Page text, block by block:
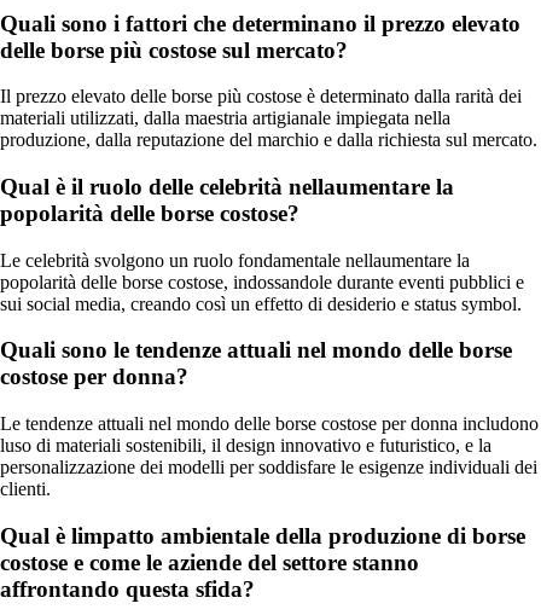
Quali sono i fattori che determinano il prezzo elevato
delle borse più costose sul mercato?
Il prezzo elevato delle borse più costose è determinato dalla rarità dei
materiali utilizzati, dalla maestria artigianale impiegata nella
produzione, dalla reputazione del marchio e dalla richiesta sul mercato.
Qual è il ruolo delle celebrità nellaumentare la
popolarità delle borse costose?
Le celebrità svolgono un ruolo fondamentale nellaumentare la
popolarità delle borse costose, indossandole durante eventi pubblici e
sui social media, creando così un effetto di desiderio e status symbol.
Quali sono le tendenze attuali nel mondo delle borse
costose per donna?
Le tendenze attuali nel mondo delle borse costose per donna includono
luso di materiali sostenibili, il design innovativo e futuristico, e la
personalizzazione dei modelli per soddisfare le esigenze individuali dei
clienti.
Qual è limpatto ambientale della produzione di borse
costose e come le aziende del settore stanno
affrontando questa sfida?